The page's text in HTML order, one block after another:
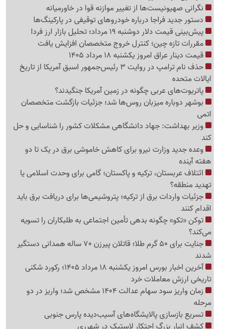
نگرانی صهیونیست‌ها از تغییر موازنه قوا در خاورمیانه
دستور جدید فراجا درباره خودروهای توقیفی در پارکینگ‌ها
پیش‌بینی قیمت دلار دوشنبه 19 مرداد؛ تحلیل بازار ارز فردا
مقررات تازه چین؛ کنترل خروج متخصصان افزایش یافت
قیمت دینار عراق امروز یکشنبه 18 مرداد 1405
حذف نام ترامپ در روایت 3 رئیس‌جمهور اسبق آمریکا از تاریخ
ایالات متحده
پاتریوت‌های عربی چگونه در زمین آمریکا جنگیدند؟
بوشهر دوباره میزبان روس‌ها شد؛ جزئیات بازگشت متخصصان
اتمی
وزیر بهداشت: جهاد دانشگاهی مشکلات کشور را شناسایی و حل
کند
وعده جدید وزارت نیرو برای کاهش خاموشی برق در یک تا دو
هفته آینده
ائتلاف عربستان، ترکیه و پاکستان؛ گامی برای وحدت اسلامی یا
تهدید منطقه؟
جزئیات واردات برق از ترکیه؛ پتروشیمی‌ها برای دریافت برق باید
اقدام کنند
توکن «تکو» چگونه بدهی تأمین اجتماعی به طلبکاران را تسویه
می‌کند؟
جنایت برای 50 گرم طلا؛ قاتلان پیرزن 70 ساله همدانی دستگیر
شدند
آخرین اخبار بورس امروز یکشنبه 18 مرداد 1405؛ رکورد شکنی
تاریخی ارزش معاملات خرد
زمان واریز سود سهام عدالت 1404 مشخص شد؛ واریز در دو
مرحله
تسریع بازسازی پالایشگاه‌های آسیب‌دیده پارس جنوبی